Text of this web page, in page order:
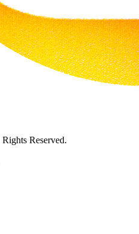
Reserved.